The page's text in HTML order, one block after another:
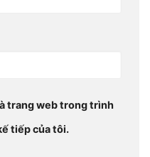
trang web trong trình
tiếp của tôi.